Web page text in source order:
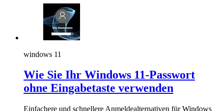
windows 11
Wie Sie Ihr Windows 11-Passwort
ohne Eingabetaste verwenden
Einfachere und schnellere Anmeldealternativen für Windows